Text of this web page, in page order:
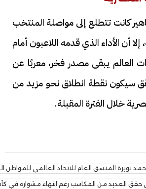
كانت تتطلع إلى مواصلة المنتخب
أن الأداء الذي قدمه اللاعبون أمام
العالم يبقى مصدر فخر، معربًا عن
سيكون نقطة انطلاق نحو مزيد من
خلال الفترة المقبلة.
نويرة المنسق العام للاتحاد العالمي للمواطن
حقق العديد من المكاسب رغم انتهاء مشواره في كأس